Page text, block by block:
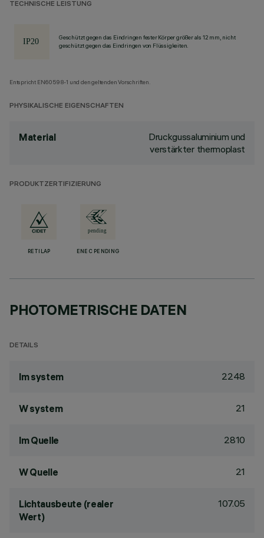
TECHNISCHE LEISTUNG
Geschützt gegen das Eindringen fester Körper größer als 12 mm, nicht
geschützt gegen das Eindringen von Flüssigkeiten.
Entspricht EN60598-1 und den geltenden Vorschriften.
PHYSIKALISCHE EIGENSCHAFTEN
Material
Druckgussaluminium und
verstärkter thermoplast
PRODUKTZERTIFIZIERUNG
RETILAP ENEC PENDING
PHOTOMETRISCHE DATEN
DETAILS
lm system 2248
W system 21
lm Quelle 2810
W Quelle 21
Lichtausbeute (realer
Wert)
107.05